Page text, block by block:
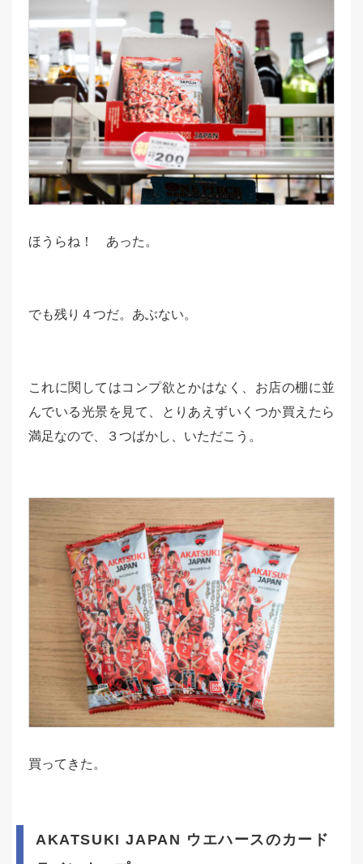
ほうらね！ あった。
でも残り４つだ。あぶない。
これに関してはコンプ欲とかはなく、お店の棚に並
んでいる光景を見て、とりあえずいくつか買えたら
満足なので、３つばかし、いただこう。
買ってきた。
AKATSUKI JAPAN ウエハースのカード